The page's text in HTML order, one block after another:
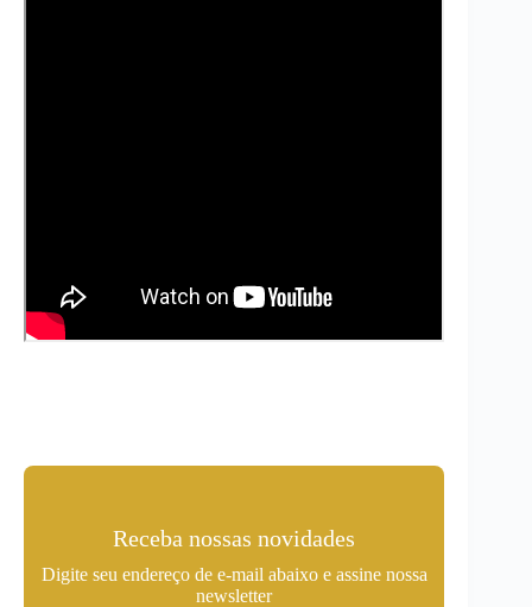
Receba nossas novidades
Digite seu endereço de e-mail abaixo e assine nossa
newsletter